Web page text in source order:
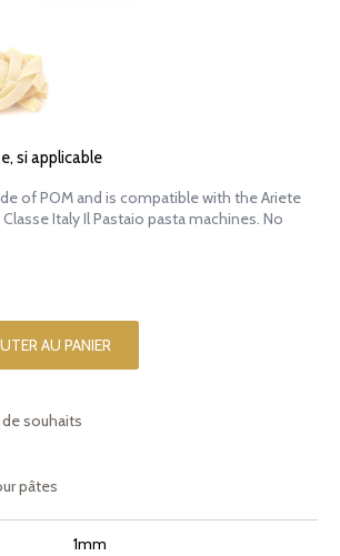
si applicable
of POM and is compatible with the Ariete
Classe Italy Il Pastaio pasta machines. No
AU PANIER
souhaits
pâtes
1mm